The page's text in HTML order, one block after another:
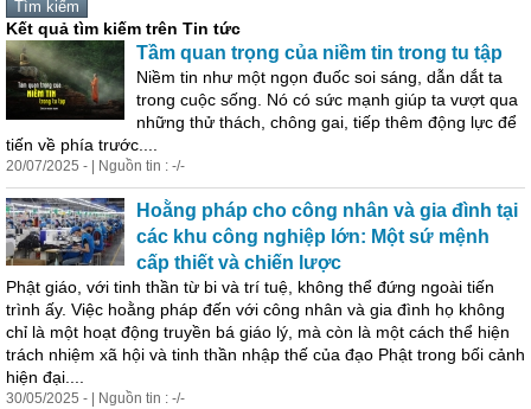
Kết quả tìm kiếm trên Tin tức
Tầm quan trọng của niềm tin trong tu tập
Niềm tin như một ngọn đuốc soi sáng, dẫn dắt ta
trong cuộc sống. Nó có sức mạnh giúp ta vượt qua
những thử thách, chông gai, tiếp thêm động lực để
tiến về phía trước....
20/07/2025 - | Nguồn tin : -/-
Hoằng pháp cho công nhân và gia đình tại
các khu công nghiệp lớn: Một sứ mệnh
cấp thiết và chiến lược
Phật giáo, với tinh thần từ bi và trí tuệ, không thể đứng ngoài tiến
trình ấy. Việc hoằng pháp đến với công nhân và gia đình họ không
chỉ là một hoạt động truyền bá giáo lý, mà còn là một cách thể hiện
trách nhiệm xã hội và tinh thần nhập thế của đạo Phật trong bối cảnh
hiện đại....
30/05/2025 - | Nguồn tin : -/-